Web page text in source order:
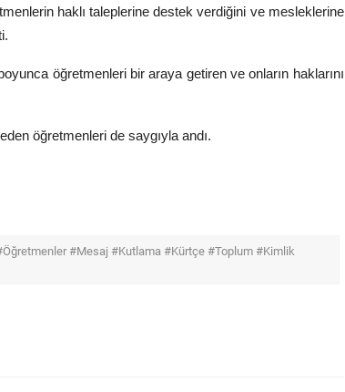
haklı taleplerine destek verdiğini ve mesleklerine
öğretmenleri bir araya getiren ve onların haklarını
öğretmenleri de saygıyla andı.
#Mesaj #Kutlama #Kürtçe #Toplum #Kimlik